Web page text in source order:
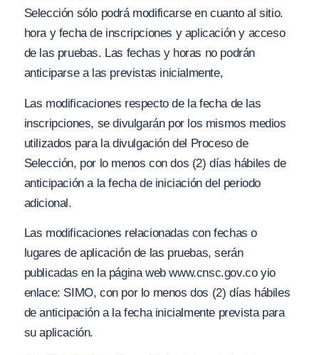
Selección sólo podrá modificarse en cuanto al sitio.
hora y fecha de inscripciones y aplicación y acceso
de las pruebas. Las fechas y horas no podrán
anticiparse a las previstas inicialmente,
Las modificaciones respecto de la fecha de las
inscripciones, se divulgarán por los mismos medios
utilizados para la divulgación del Proceso de
Selección, por lo menos con dos (2) días hábiles de
anticipación a la fecha de iniciación del periodo
adicional.
Las modificaciones relacionadas con fechas o
lugares de aplicación de las pruebas, serán
publicadas en la página web www.cnsc.gov.co yio
enlace: SIMO, con por lo menos dos (2) días hábiles
de anticipación a la fecha inicialmente prevista para
su aplicación.